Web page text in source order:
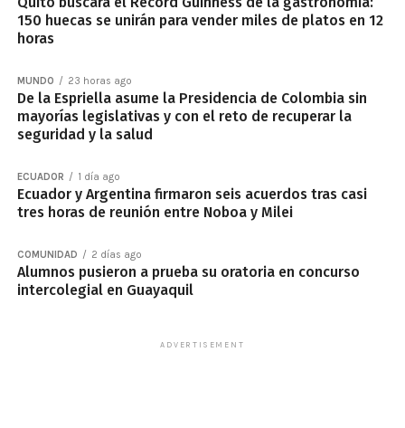
150 huecas se unirán para vender miles de platos en 12
horas
MUNDO 23 horas ago
De la Espriella asume la Presidencia de Colombia sin
mayorías legislativas y con el reto de recuperar la
seguridad y la salud
ECUADOR 1 día ago
Ecuador y Argentina firmaron seis acuerdos tras casi
tres horas de reunión entre Noboa y Milei
COMUNIDAD 2 días ago
Alumnos pusieron a prueba su oratoria en concurso
intercolegial en Guayaquil
ADVERTISEMENT